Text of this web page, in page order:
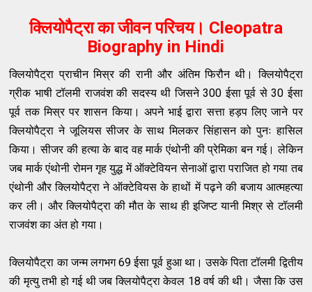
क्लियोपैट्रा का जीवन परिचय। Cleopatra
Biography in Hindi
क्लियोपैट्रा प्राचीन मिस्र की रानी और अंतिम फिरौन थी। क्लियोपैट्रा
ग्रीक भाषी टॉलमी राजवंश की सदस्य थी जिसने 300 ईसा पूर्व से 30 ईसा
पूर्व तक मिस्र पर शासन किया। अपने भाई द्वारा सत्ता हड़प लिए जाने पर
क्लियोपैट्रा ने जूलियस सीजर के साथ मिलकर सिंहासन को पुनः हासिल
किया। सीजर की हत्या के बाद वह मार्क एंथोनी की प्रेमिका बन गई। लेकिन
जब मार्क एंथोनी रोमन गृह युद्ध में ऑक्टेवियन सेनाओं द्वारा पराजित हो गया तब
एंथोनी और क्लियोपैट्रा ने ऑक्टेवियस के हाथों में पढ़ने की बजाय आत्महत्या
कर ली। और क्लियोपैट्रा की मौत के साथ ही इजिप्ट यानी मिश्र से टॉलमी
राजवंश का अंत हो गया।
क्लियोपैट्रा का जन्म लगभग 69 ईसा पूर्व हुआ था। उसके पिता टॉलमी द्वितीय
की मृत्यु तभी हो गई थी जब क्लियोपैट्रा केवल 18 वर्ष की थी। जैसा कि उस